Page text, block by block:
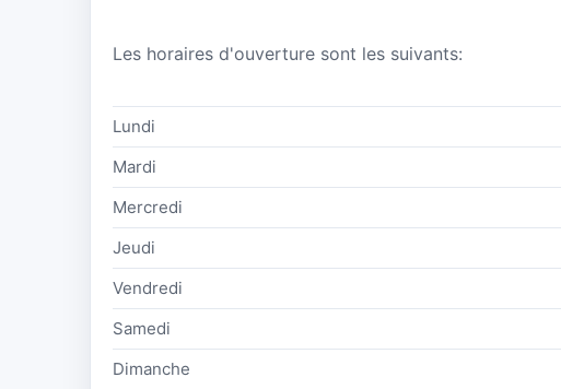
Les horaires d'ouverture sont les suivants:
Lundi
Mardi
Mercredi
Jeudi
Vendredi
Samedi
Dimanche